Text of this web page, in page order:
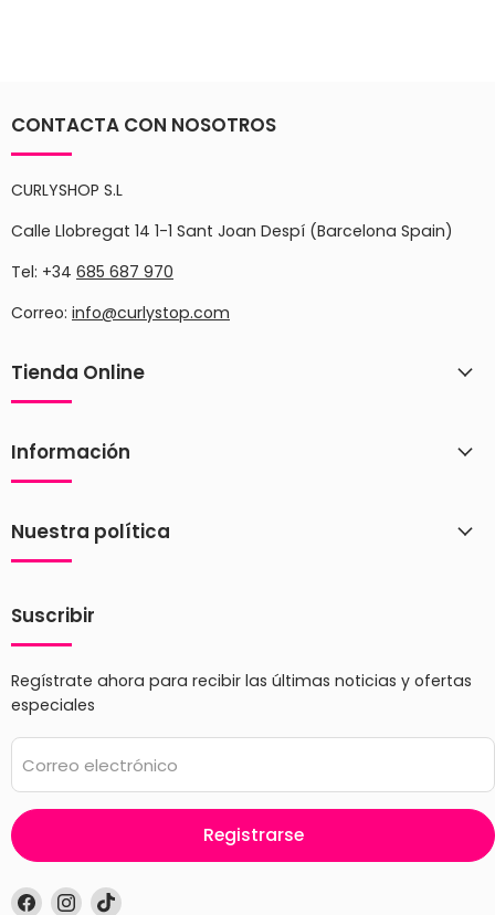
CONTACTA CON NOSOTROS
CURLYSHOP S.L
Calle Llobregat 14 1-1 Sant Joan Despí (Barcelona Spain)
Tel: +34 685 687 970
Correo: info@curlystop.com
Tienda Online
Información
Nuestra política
Suscribir
Regístrate ahora para recibir las últimas noticias y ofertas
especiales
Correo electrónico
Registrarse
Encuéntrenos
Encuéntrenos
Encuéntrenos